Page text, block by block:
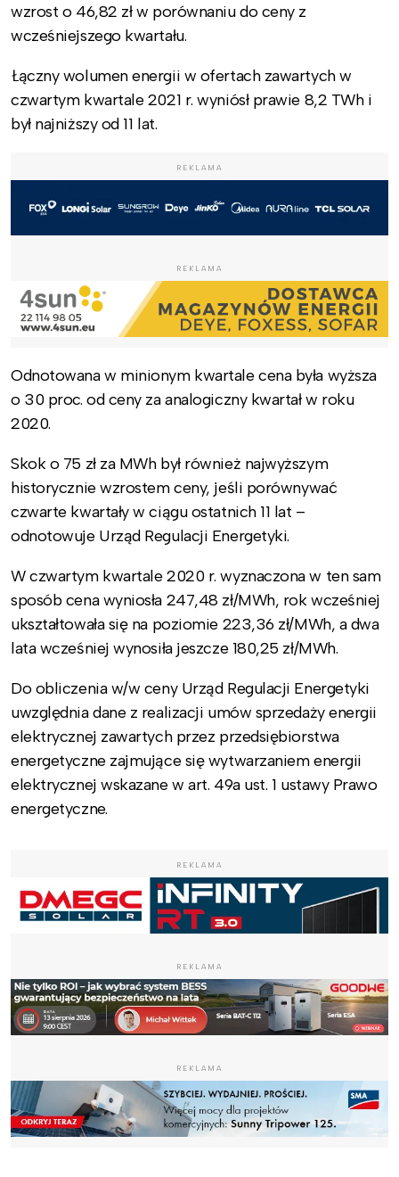
wzrost o 46,82 zł w porównaniu do ceny z
wcześniejszego kwartału.
Łączny wolumen energii w ofertach zawartych w
czwartym kwartale 2021 r. wyniósł prawie 8,2 TWh i
był najniższy od 11 lat.
REKLAMA
REKLAMA
Odnotowana w minionym kwartale cena była wyższa
o 30 proc. od ceny za analogiczny kwartał w roku
2020.
Skok o 75 zł za MWh był również najwyższym
historycznie wzrostem ceny, jeśli porównywać
czwarte kwartały w ciągu ostatnich 11 lat –
odnotowuje Urząd Regulacji Energetyki.
W czwartym kwartale 2020 r. wyznaczona w ten sam
sposób cena wyniosła 247,48 zł/MWh, rok wcześniej
ukształtowała się na poziomie 223,36 zł/MWh, a dwa
lata wcześniej wynosiła jeszcze 180,25 zł/MWh.
Do obliczenia w/w ceny Urząd Regulacji Energetyki
uwzględnia dane z realizacji umów sprzedaży energii
elektrycznej zawartych przez przedsiębiorstwa
energetyczne zajmujące się wytwarzaniem energii
elektrycznej wskazane w art. 49a ust. 1 ustawy Prawo
energetyczne.
REKLAMA
REKLAMA
REKLAMA